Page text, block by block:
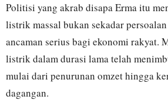
Politisi yang akrab disapa Erma itu
listrik massal bukan sekadar
ancaman serius bagi ekonomi rakyat.
listrik dalam durasi lama telah
mulai dari penurunan omzet hingga
dagangan.